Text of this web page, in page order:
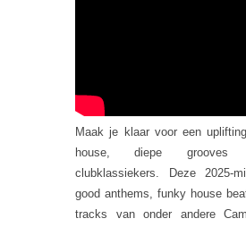
Maak je klaar voor een
house, diepe
clubklassiekers. Deze 2025-
good anthems, funky house
tracks van onder andere